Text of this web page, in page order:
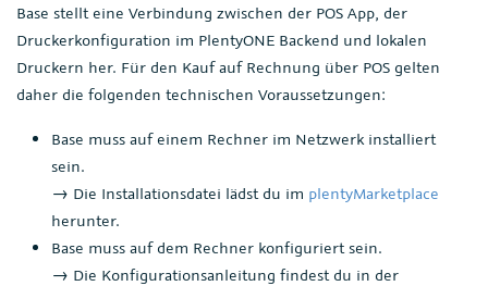
Base stellt eine Verbindung zwischen der POS App, der
Druckerkonfiguration im PlentyONE Backend und lokalen
Druckern her. Für den Kauf auf Rechnung über POS gelten
daher die folgenden technischen Voraussetzungen:
Base muss auf einem Rechner im Netzwerk installiert
sein.
→ Die Installationsdatei lädst du im plentyMarketplace
herunter.
Base muss auf dem Rechner konfiguriert sein.
→ Die Konfigurationsanleitung findest du in der